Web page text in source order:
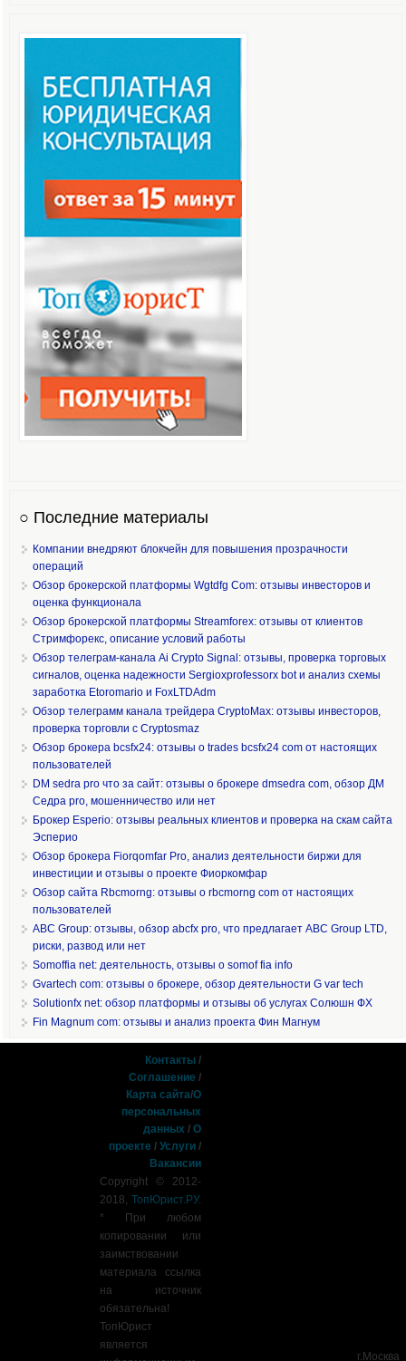
○ Последние материалы
Компании внедряют блокчейн для повышения прозрачности
операций
Обзор брокерской платформы Wgtdfg Com: отзывы инвесторов и
оценка функционала
Обзор брокерской платформы Streamforex: отзывы от клиентов
Стримфорекс, описание условий работы
Обзор телеграм-канала Ai Crypto Signal: отзывы, проверка торговых
сигналов, оценка надежности Sergioxprofessorx bot и анализ схемы
заработка Etoromario и FoxLTDAdm
Обзор телеграмм канала трейдера CryptoMax: отзывы инвесторов,
проверка торговли с Cryptosmaz
Обзор брокера bcsfx24: отзывы о trades bcsfx24 com от настоящих
пользователей
DM sedra pro что за сайт: отзывы о брокере dmsedra com, обзор ДМ
Седра pro, мошенничество или нет
Брокер Esperio: отзывы реальных клиентов и проверка на скам сайта
Эсперио
Обзор брокера Fiorqomfar Pro, анализ деятельности биржи для
инвестиции и отзывы о проекте Фиоркомфар
Обзор сайта Rbcmorng: отзывы о rbcmorng com от настоящих
пользователей
ABC Group: отзывы, обзор abcfx pro, что предлагает ABC Group LTD,
риски, развод или нет
Somoffia net: деятельность, отзывы о somof fia info
Gvartech com: отзывы о брокере, обзор деятельности G var tech
Solutionfx net: обзор платформы и отзывы об услугах Солюшн ФХ
Fin Magnum com: отзывы и анализ проекта Фин Магнум
Контакты /
Соглашение /
Карта сайта/О
персональных
данных /О
проекте /Услуги /
Вакансии
Copyright © 2012-
2018,ТопЮрист.РУ.
* При любом
копировании или
заимствовании
материала ссылка
на источник
обязательна!
ТопЮрист
является
г.Москва